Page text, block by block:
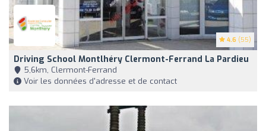
4.6 (55)
Driving School Montlhéry Clermont-Ferrand La Pardieu
5,6km, Clermont-Ferrand
Voir les données d'adresse et de contact